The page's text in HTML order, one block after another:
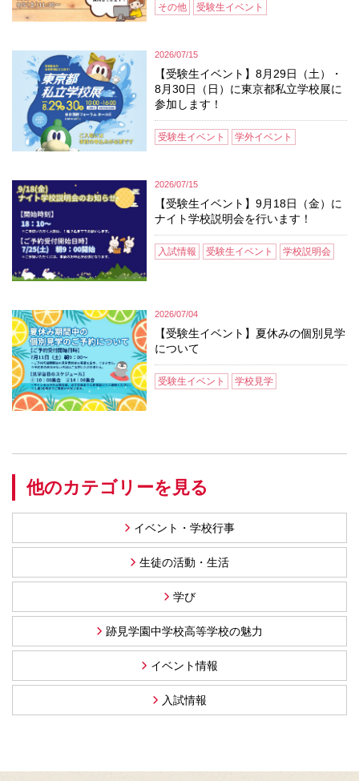
その他 受験生イベント
2026/07/15
【受験生イベント】8月29日（土）・
8月30日（日）に東京都私立学校展に
参加します！
受験生イベント 学外イベント
2026/07/15
【受験生イベント】9月18日（金）に
ナイト学校説明会を行います！
入試情報 受験生イベント 学校説明会
2026/07/04
【受験生イベント】夏休みの個別見学
について
受験生イベント 学校見学
他のカテゴリーを見る
イベント・学校行事
生徒の活動・生活
学び
跡見学園中学校高等学校の魅力
イベント情報
入試情報